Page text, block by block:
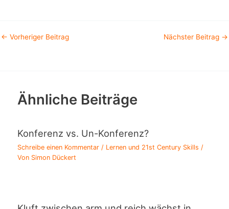
← Vorheriger Beitrag Nächster Beitrag →
Ähnliche Beiträge
Konferenz vs. Un-Konferenz?
Schreibe einen Kommentar / Lernen und 21st Century Skills /
Von Simon Dückert